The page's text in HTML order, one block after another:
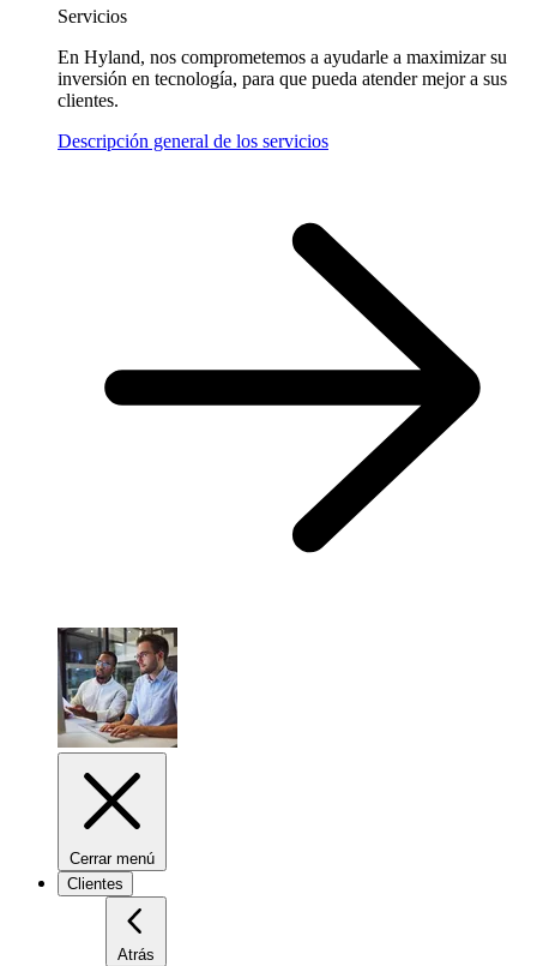
Servicios
En Hyland, nos comprometemos a ayudarle a maximizar su
inversión en tecnología, para que pueda atender mejor a sus
clientes.
Descripción general de los servicios
Cerrar menú
Clientes
Atrás